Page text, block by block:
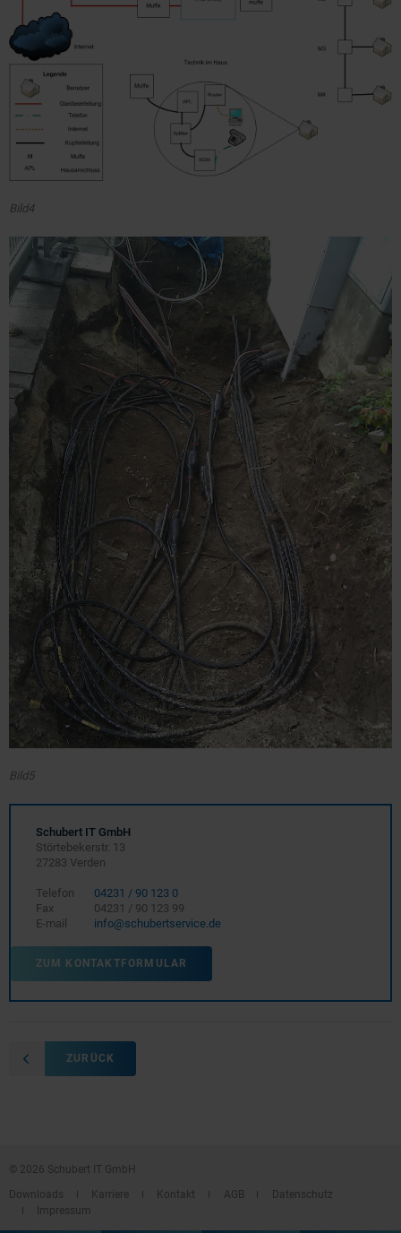
Bild4
Bild5
Schubert IT GmbH
Störtebekerstr. 13
27283 Verden
Telefon
04231 / 90 123 0
Fax
04231 / 90 123 99
E-mail
info@schubertservice.de
ZUM KONTAKTFORMULAR
ZURÜCK
© 2026 Schubert IT GmbH
Downloads
Karriere Kontakt AGB
Datenschutz
Impressum